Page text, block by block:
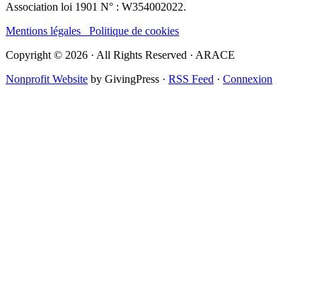
Association loi 1901 N° : W354002022.
Mentions légales Politique de cookies
Copyright © 2026 · All Rights Reserved · ARACE
Nonprofit Website by GivingPress · RSS Feed · Connexion